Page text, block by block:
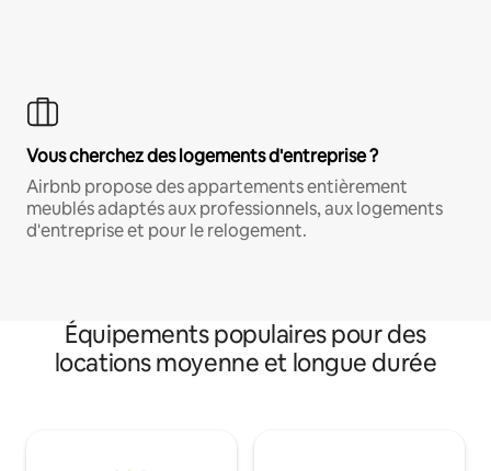
Vous cherchez des logements d'entreprise ?
Airbnb propose des appartements entièrement
meublés adaptés aux professionnels, aux logements
d'entreprise et pour le relogement.
Équipements populaires pour des
locations moyenne et longue durée